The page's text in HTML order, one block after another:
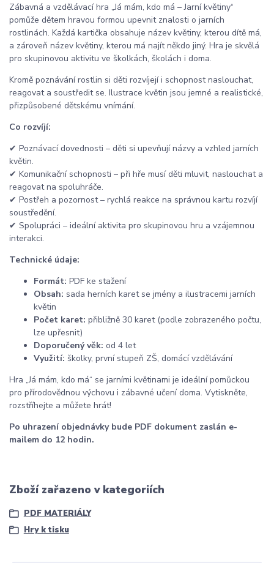
Zábavná a vzdělávací hra „Já mám, kdo má – Jarní květiny“
pomůže dětem hravou formou upevnit znalosti o jarních
rostlinách. Každá kartička obsahuje název květiny, kterou dítě má,
a zároveň název květiny, kterou má najít někdo jiný. Hra je skvělá
pro skupinovou aktivitu ve školkách, školách i doma.
Kromě poznávání rostlin si děti rozvíjejí i schopnost naslouchat,
reagovat a soustředit se. Ilustrace květin jsou jemné a realistické,
přizpůsobené dětskému vnímání.
Co rozvíjí:
✔ Poznávací dovednosti – děti si upevňují názvy a vzhled jarních
květin.
✔ Komunikační schopnosti – při hře musí děti mluvit, naslouchat a
reagovat na spoluhráče.
✔ Postřeh a pozornost – rychlá reakce na správnou kartu rozvíjí
soustředění.
✔ Spolupráci – ideální aktivita pro skupinovou hru a vzájemnou
interakci.
Technické údaje:
Formát: PDF ke stažení
Obsah: sada herních karet se jmény a ilustracemi jarních
květin
Počet karet: přibližně 30 karet (podle zobrazeného počtu,
lze upřesnit)
Doporučený věk: od 4 let
Využití: školky, první stupeň ZŠ, domácí vzdělávání
Hra „Já mám, kdo má“ se jarními květinami je ideální pomůckou
pro přírodovědnou výchovu i zábavné učení doma. Vytiskněte,
rozstříhejte a můžete hrát!
Po uhrazení objednávky bude PDF dokument zaslán e-
mailem do 12 hodin.
Zboží zařazeno v kategoriích
PDF MATERIÁLY
Hry k tisku